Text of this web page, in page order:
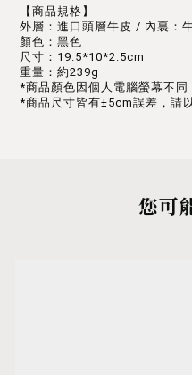
【商品規格】
外層：進口頭層牛皮 / 內裏：
顏色：黑色
尺寸：19.5*10*2.5cm
重量：約239g
*商品顏色因個人電腦螢幕不同
*商品尺寸皆有±5cm誤差，請
您可